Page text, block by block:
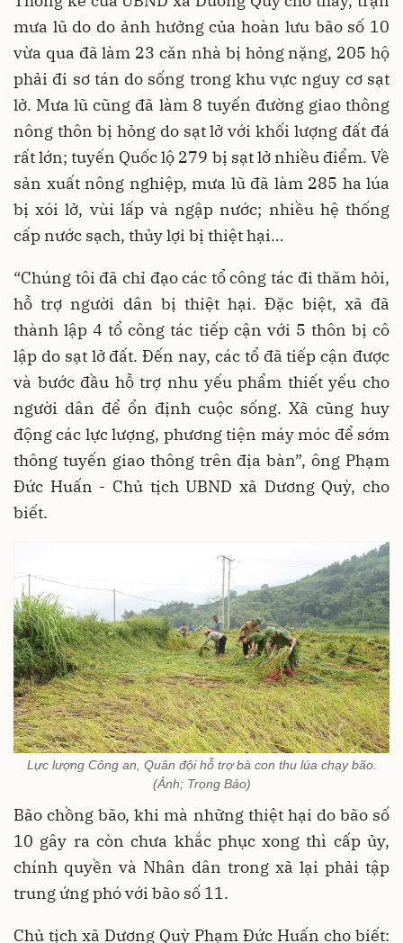
mưa lũ do do ảnh hưởng của hoàn lưu bão số 10
vừa qua đã làm 23 căn nhà bị hỏng nặng, 205 hộ
phải đi sơ tán do sống trong khu vực nguy cơ sạt
lở. Mưa lũ cũng đã làm 8 tuyến đường giao thông
nông thôn bị hỏng do sạt lở với khối lượng đất đá
rất lớn; tuyến Quốc lộ 279 bị sạt lở nhiều điểm. Về
sản xuất nông nghiệp, mưa lũ đã làm 285 ha lúa
bị xói lở, vùi lấp và ngập nước; nhiều hệ thống
cấp nước sạch, thủy lợi bị thiệt hại…
“Chúng tôi đã chỉ đạo các tổ công tác đi thăm hỏi,
hỗ trợ người dân bị thiệt hại. Đặc biệt, xã đã
thành lập 4 tổ công tác tiếp cận với 5 thôn bị cô
lập do sạt lở đất. Đến nay, các tổ đã tiếp cận được
và bước đầu hỗ trợ nhu yếu phẩm thiết yếu cho
người dân để ổn định cuộc sống. Xã cũng huy
động các lực lượng, phương tiện máy móc để sớm
thông tuyến giao thông trên địa bàn”, ông Phạm
Đức Huấn - Chủ tịch UBND xã Dương Quỳ, cho
biết.
Lực lượng Công an, Quân đội hỗ trợ bà con thu lúa chạy bão.
(Ảnh; Trọng Bảo)
Bão chồng bão, khi mà những thiệt hại do bão số
10 gây ra còn chưa khắc phục xong thì cấp ủy,
chính quyền và Nhân dân trong xã lại phải tập
trung ứng phó với bão số 11.
Chủ tịch xã Dương Quỳ Phạm Đức Huấn cho biết: